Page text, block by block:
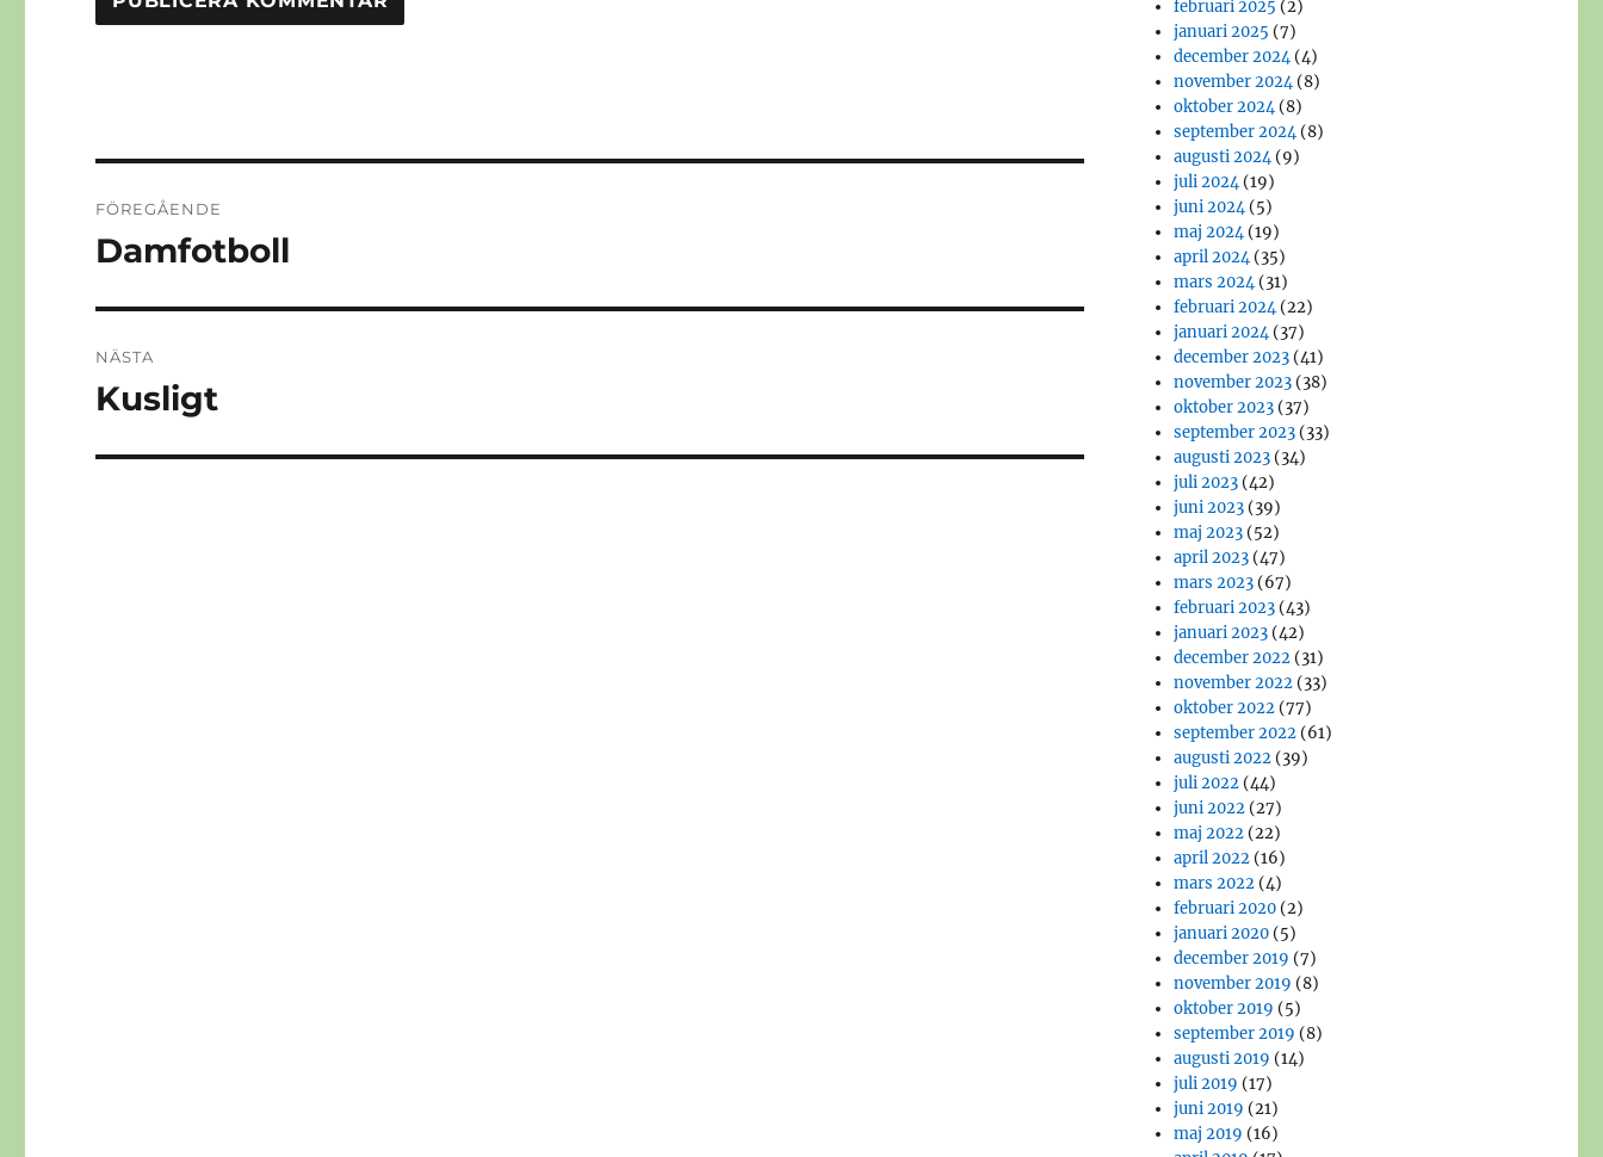
FÖREGÅENDE
Föregående
Damfotboll
NÄSTA
Nästa
Kusligt
februari 2025 (2)
januari 2025 (7)
december 2024(4)
november 2024(8)
oktober 2024(8)
september 2024(8)
augusti 2024(9)
juli 2024(19)
juni 2024(5)
maj 2024(19)
april 2024(35)
mars 2024(31)
februari 2024(22)
januari 2024(37)
december 2023 (41)
november 2023 (38)
oktober 2023 (37)
september 2023 (33)
augusti 2023 (34)
juli 2023 (42)
juni 2023 (39)
maj 2023 (52)
april 2023 (47)
mars 2023 (67)
februari 2023 (43)
januari 2023 (42)
december 2022 (31)
november 2022 (33)
oktober 2022 (77)
september 2022 (61)
augusti 2022 (39)
juli 2022 (44)
juni 2022 (27)
maj 2022 (22)
april 2022 (16)
mars 2022 (4)
februari 2020 (2)
januari 2020 (5)
december 2019 (7)
november 2019 (8)
oktober 2019 (5)
september 2019 (8)
augusti 2019 (14)
juli 2019 (17)
juni 2019 (21)
maj 2019 (16)